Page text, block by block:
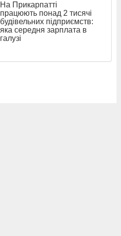
На Прикарпатті
працюють понад 2 тисячі
будівельних підприємств:
яка середня зарплата в
галузі